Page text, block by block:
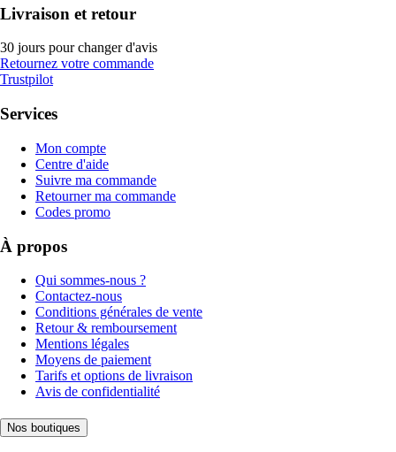
Livraison et retour
30 jours pour changer d'avis
Retournez votre commande
Trustpilot
Services
Mon compte
Centre d'aide
Suivre ma commande
Retourner ma commande
Codes promo
À propos
Qui sommes-nous ?
Contactez-nous
Conditions générales de vente
Retour & remboursement
Mentions légales
Moyens de paiement
Tarifs et options de livraison
Avis de confidentialité
Nos boutiques